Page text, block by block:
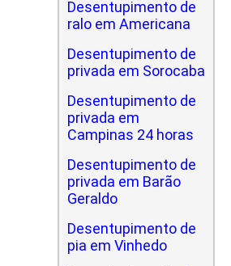
Desentupimento de
ralo em Americana
Desentupimento de
privada em Sorocaba
Desentupimento de
privada em
Campinas 24 horas
Desentupimento de
privada em Barão
Geraldo
Desentupimento de
pia em Vinhedo